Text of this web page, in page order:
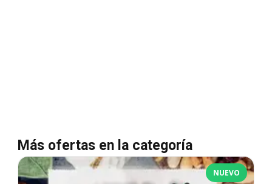
Más ofertas en la categoría
NUEVO